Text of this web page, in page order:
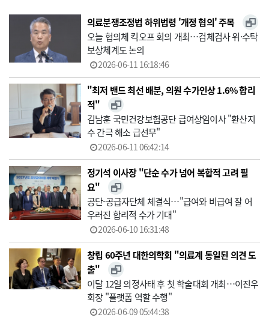
의료분쟁조정법 하위법령 '개정 협의' 주목
오늘 협의체 킥오프 회의 개최…검체검사 위·수탁
보상체계도 논의
2026-06-11 16:18:46
"최저 밴드 최선 배분, 의원 수가인상 1.6% 합리
적"
김남훈 국민건강보험공단 급여상임이사 "환산지
수 간극 해소 급선무"
2026-06-11 06:42:14
정기석 이사장 "단순 수가 넘어 복합적 고려 필
요"
공단-공급자단체 체결식…"급여와 비급여 잘 어
우러진 합리적 수가 기대"
2026-06-10 16:31:48
창립 60주년 대한의학회 "의료계 통일된 의견 도
출"
이달 12일 의정사태 후 첫 학술대회 개최…이진우
회장 "플랫폼 역할 수행"
2026-06-09 05:44:38